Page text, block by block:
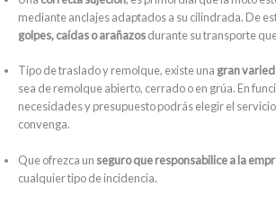
mediante anclajes adaptados a su cilindrada. De
golpes, caídas o arañazosdurante su transporte
Tipo de traslado y remolque, existe una gran
sea de remolque abierto, cerrado o en grúa. En
necesidades y presupuesto podrás elegir el
convenga.
Que ofrezca un seguro que responsabilice a la
cualquier tipo de incidencia.